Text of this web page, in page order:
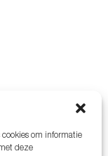
om informatie
deze